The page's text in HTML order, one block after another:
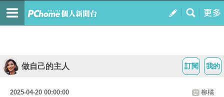
我的
訂閱
做自己的主人
2025-04-20 00:00:00 柳橘